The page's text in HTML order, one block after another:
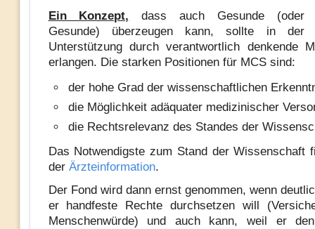
Ein Konzept, dass auch Gesunde (oder
Gesunde) überzeugen kann, sollte in der
Unterstützung durch verantwortlich denkende
erlangen. Die starken Positionen für MCS sind:
der hohe Grad der wissenschaftlichen
die Möglichkeit adäquater medizinischer
die Rechtsrelevanz des Standes der
Das Notwendigste zum Stand der Wissenschaft
der Ärzteinformation.
Der Fond wird dann ernst genommen, wenn
er handfeste Rechte durchsetzen will
Menschenwürde) und auch kann, weil er